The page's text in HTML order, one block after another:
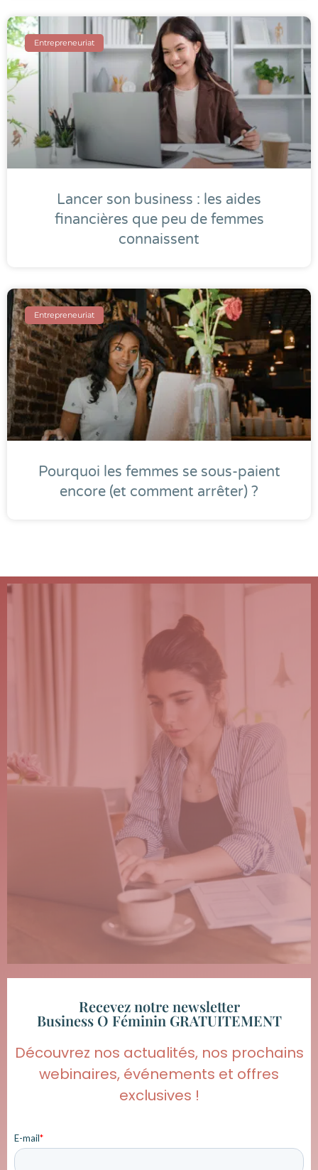
Entrepreneuriat
Lancer son business : les aides
financières que peu de femmes
connaissent
Entrepreneuriat
Pourquoi les femmes se sous-paient
encore (et comment arrêter) ?
Recevez notre newsletter
Business O Féminin GRATUITEMENT
Découvrez nos actualités, nos prochains
webinaires, événements et offres
exclusives !